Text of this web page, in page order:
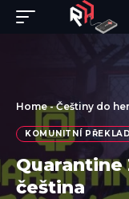
Home-Češtiny do her
KOMUNITNÍ
Quarantine
čeština